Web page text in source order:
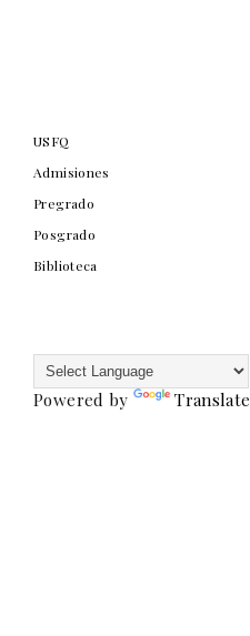
USFQ
Admisiones
Pregrado
Posgrado
Biblioteca
Powered by Translate